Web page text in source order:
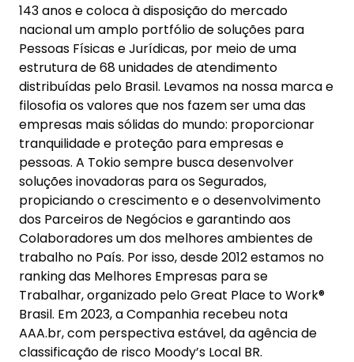
143 anos e coloca à disposição do mercado
nacional um amplo portfólio de soluções para
Pessoas Físicas e Jurídicas, por meio de uma
estrutura de 68 unidades de atendimento
distribuídas pelo Brasil. Levamos na nossa marca e
filosofia os valores que nos fazem ser uma das
empresas mais sólidas do mundo: proporcionar
tranquilidade e proteção para empresas e
pessoas. A Tokio sempre busca desenvolver
soluções inovadoras para os Segurados,
propiciando o crescimento e o desenvolvimento
dos Parceiros de Negócios e garantindo aos
Colaboradores um dos melhores ambientes de
trabalho no País. Por isso, desde 2012 estamos no
ranking das Melhores Empresas para se
Trabalhar, organizado pelo Great Place to Work®
Brasil. Em 2023, a Companhia recebeu nota
AAA.br, com perspectiva estável, da agência de
classificação de risco Moody’s Local BR.